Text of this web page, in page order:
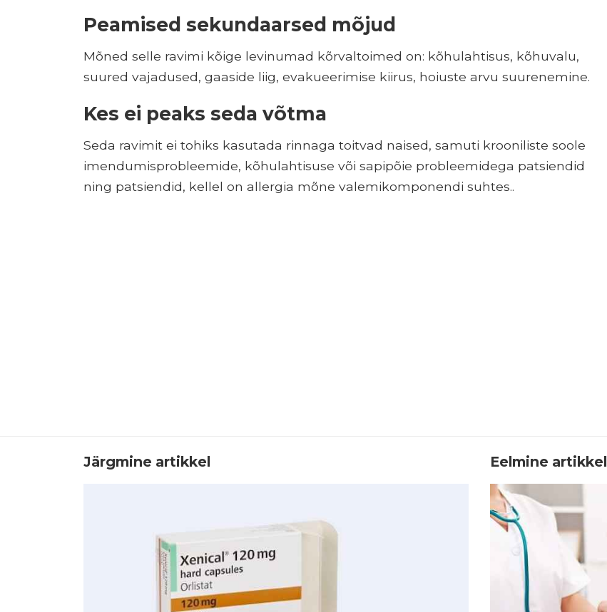
Peamised sekundaarsed mõjud
Mõned selle ravimi kõige levinumad kõrvaltoimed on: kõhulahtisus, kõhuvalu,
suured vajadused, gaaside liig, evakueerimise kiirus, hoiuste arvu suurenemine.
Kes ei peaks seda võtma
Seda ravimit ei tohiks kasutada rinnaga toitvad naised, samuti krooniliste soole
imendumisprobleemide, kõhulahtisuse või sapipõie probleemidega patsiendid
ning patsiendid, kellel on allergia mõne valemikomponendi suhtes..
Järgmine artikkel Eelmine artikkel